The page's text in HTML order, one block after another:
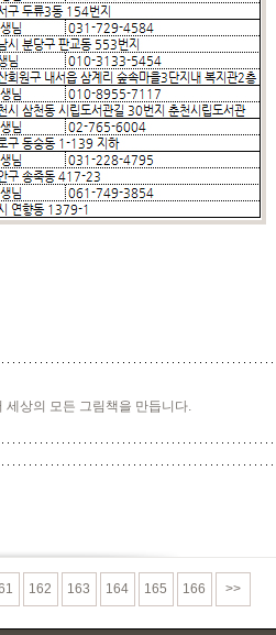
세상의 모든 그림책을 만듭니다.
162 163 164 165 166 >>